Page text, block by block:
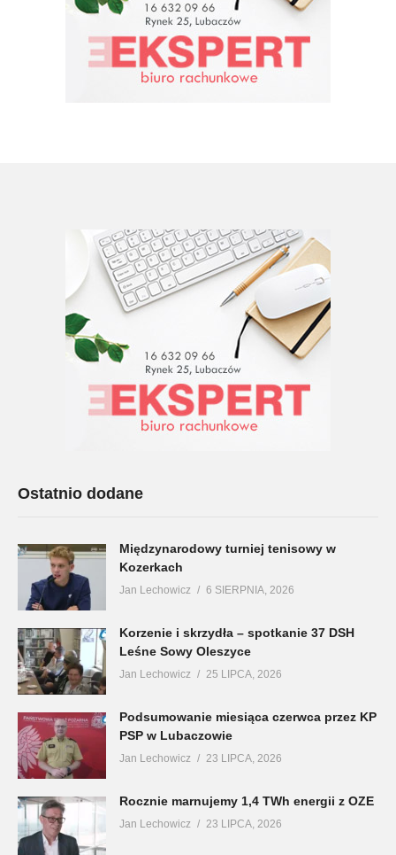
Ostatnio dodane
Międzynarodowy turniej tenisowy w
Kozerkach
Jan Lechowicz 6 SIERPNIA, 2026
Korzenie i skrzydła – spotkanie 37 DSH
Leśne Sowy Oleszyce
Jan Lechowicz 25 LIPCA, 2026
Podsumowanie miesiąca czerwca przez KP
PSP w Lubaczowie
Jan Lechowicz 23 LIPCA, 2026
Rocznie marnujemy 1,4 TWh energii z OZE
Jan Lechowicz 23 LIPCA, 2026